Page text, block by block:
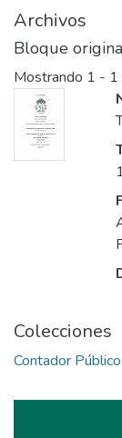
Archivos
Bloque
Mostrando 1 - 1
Colecciones
Contador Público